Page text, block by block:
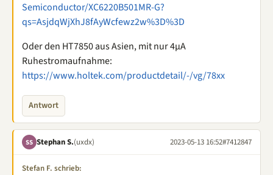
Semiconductor/XC6220B501MR-G?
qs=AsjdqWjXhJ8fAyWcfewz2w%3D%3D
Oder den HT7850 aus Asien, mit nur 4µA
Ruhestromaufnahme:
https://www.holtek.com/productdetail/-/vg/78xx
Antwort
SS Stephan S.(uxdx) 2023-05-13 16:52#7412847
Stefan F. schrieb: